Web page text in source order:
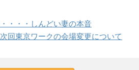
・・・しんどい妻の本音
回東京ワークの会場変更について